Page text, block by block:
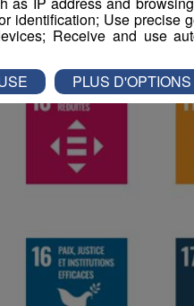
identification; Use precise
Receive and use
PLUS D'OPTIONS